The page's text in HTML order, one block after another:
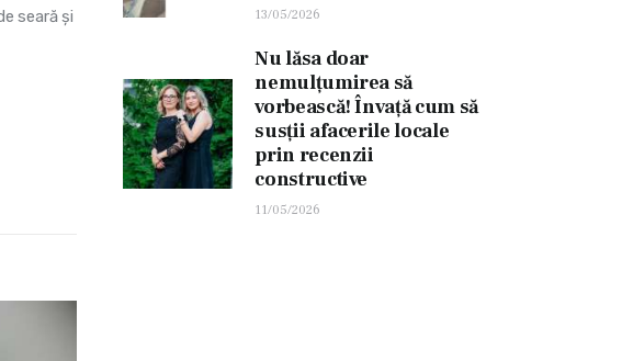
seară și
13/05/2026
Nu lăsa doar
nemulțumirea să
vorbească! Învață cum să
susții afacerile locale
prin recenzii
constructive
11/05/2026